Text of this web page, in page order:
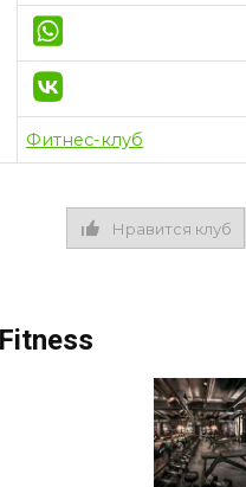
Фитнес-клуб
Нравится клуб